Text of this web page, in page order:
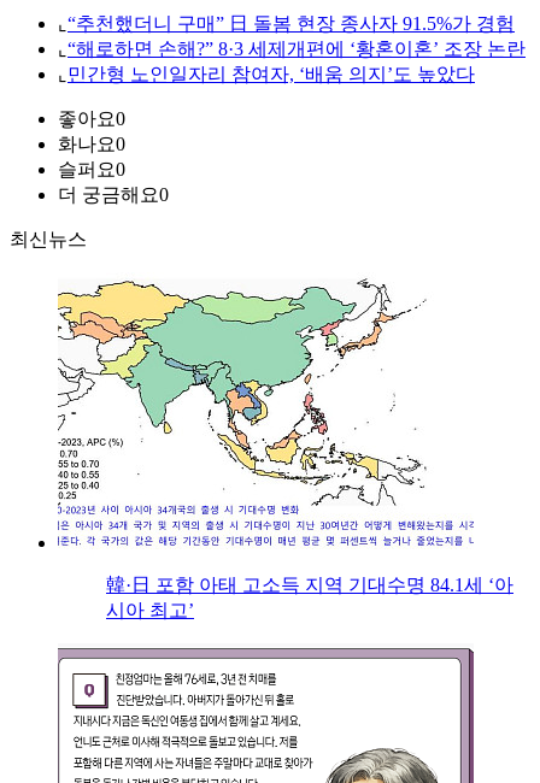
⌞ “추천했더니 구매” 日 돌봄 현장 종사자 91.5%가 경험
⌞ “해로하면 손해?” 8·3 세제개편에 ‘황혼이혼’ 조장 논란
⌞ 민간형 노인일자리 참여자, ‘배움 의지’도 높았다
좋아요0
화나요0
슬퍼요0
더 궁금해요0
최신뉴스
韓·日 포함 아태 고소득 지역 기대수명 84.1세 ‘아
시아 최고’